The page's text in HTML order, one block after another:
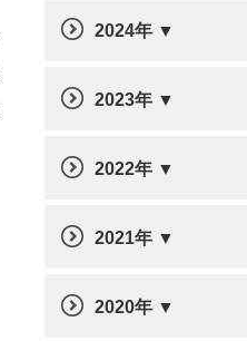
2024年
2023年
2022年
2021年
2020年